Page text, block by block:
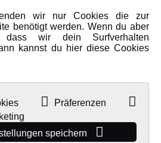
RC-Zubehör
von Amewi
wir nur Cookies die zur
benötigt werden. Wenn du aber
dass wir dein Surfverhalten
kannst du hier diese Cookies
Präferenzen
speichern